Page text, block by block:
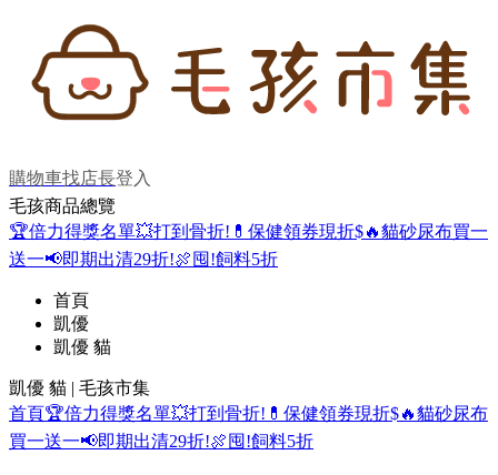
購物車找店長登入
毛孩商品總覽
🏆倍力得獎名單💥打到骨折! 💊保健領券現折$🔥貓砂尿布買一
送一📢即期出清29折!🍖囤!飼料5折
首頁
凱優
凱優 貓
凱優 貓 | 毛孩市集
首頁🏆倍力得獎名單💥打到骨折! 💊保健領券現折$🔥貓砂尿布
買一送一📢即期出清29折!🍖囤!飼料5折